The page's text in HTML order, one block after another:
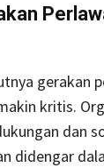
gerakan
kritis.
dan
didengar